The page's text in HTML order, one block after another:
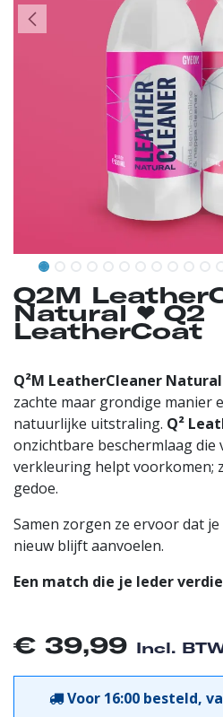
Q2M
Natural ❤︎⁠ Q2
LeatherCoat
Q²M LeatherCleaner Natural
zachte maar grondige manier
natuurlijke uitstraling. Q²
onzichtbare beschermlaag die
verkleuring helpt voorkomen;
gedoe.
Samen zorgen ze ervoor dat
nieuw blijft aanvoelen.
Een match die je leder
€ 39,99 Incl.
Voor 16:00 besteld,